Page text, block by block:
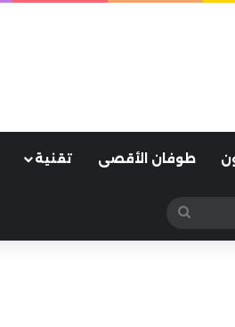
طوفان الأقصى تقنية
بحث
عن